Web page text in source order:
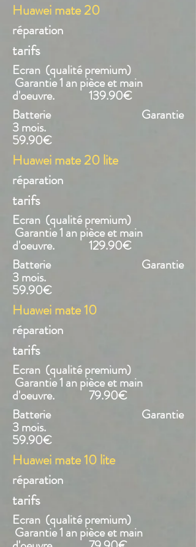
Huawei mate 20
réparation
tarifs
Ecran (qualité premium)
Garantie 1 an pièce et main
d'oeuvre. 139.90€
Batterie Garantie
3 mois.
59.90€
Huawei mate 20 lite
réparation
tarifs
Ecran (qualité premium)
Garantie 1 an pièce et main
d'oeuvre. 129.90€
Batterie Garantie
3 mois.
59.90€
Huawei mate 10
réparation
tarifs
Ecran (qualité premium)
Garantie 1 an pièce et main
d'oeuvre. 79.90€
Batterie Garantie
3 mois.
59.90€
Huawei mate 10 lite
réparation
tarifs
Ecran (qualité premium)
Garantie 1 an pièce et main